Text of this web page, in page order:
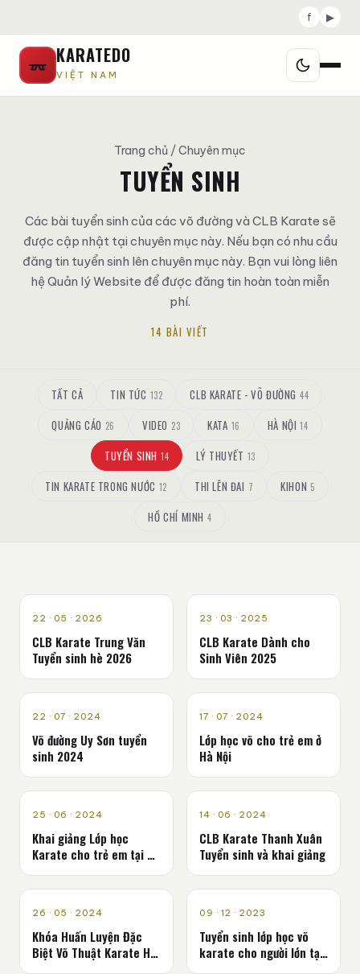
f ▶
KARATEDO
VIỆT NAM
Trang chủ / Chuyên mục
TUYỂN SINH
Các bài tuyển sinh của các võ đường và CLB Karate sẽ
được cập nhật tại chuyên mục này. Nếu bạn có nhu cầu
đăng tin tuyển sinh lên chuyên mục này. Bạn vui lòng liên
hệ Quản lý Website để được đăng tin hoàn toàn miễn
phí.
14 BÀI VIẾT
TẤT CẢ TIN TỨC 132 CLB KARATE - VÕ ĐƯỜNG 44
QUẢNG CÁO 26 VIDEO 23 KATA 16 HÀ NỘI 14
TUYỂN SINH 14 LÝ THUYẾT 13
TIN KARATE TRONG NƯỚC 12 THI LÊN ĐAI 7 KIHON 5
HỒ CHÍ MINH 4
TUYỂN SINH
22 · 05 · 2026
CLB Karate Trung Văn
Tuyển sinh hè 2026
TUYỂN SINH
23 · 03 · 2025
CLB Karate Dành cho
Sinh Viên 2025
TUYỂN SINH
22 · 07 · 2024
Võ đường Uy Sơn tuyển
sinh 2024
TUYỂN SINH
17 · 07 · 2024
Lớp học võ cho trẻ em ở
Hà Nội
TUYỂN SINH
25 · 06 · 2024
Khai giảng Lớp học
Karate cho trẻ em tại Hà
TUYỂN SINH
14 · 06 · 2024
CLB Karate Thanh Xuân
Tuyển sinh và khai giảng
TUYỂN SINH
26 · 05 · 2024
Khóa Huấn Luyện Đặc
Biệt Võ Thuật Karate Hè
TUYỂN SINH
09 · 12 · 2023
Tuyển sinh lớp học võ
karate cho người lớn tại